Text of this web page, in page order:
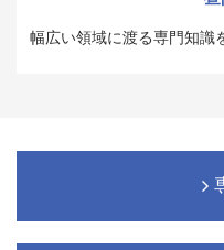
幅広い領域に渡る専門知識